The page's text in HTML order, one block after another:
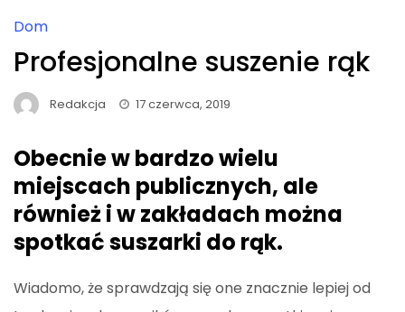
Dom
Profesjonalne suszenie rąk
Redakcja 17 czerwca, 2019
Obecnie w bardzo wielu
miejscach publicznych, ale
również i w zakładach można
spotkać suszarki do rąk.
Wiadomo, że sprawdzają się one znacznie lepiej od